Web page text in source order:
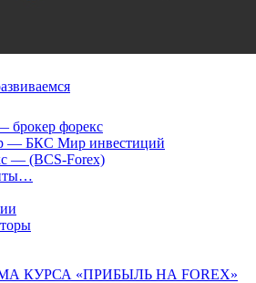
брокер форекс
— БКС Мир инвестиций
— (BCS-Forex)
КУРСА «ПРИБЫЛЬ НА FOREX»